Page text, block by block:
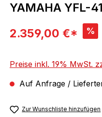
YAMAHA YFL-
Verkaufspreis:
2.359,00 €* %
Preise inkl. 19% MwSt.
Auf Anfrage /
Zur Wunschliste hinzufügen